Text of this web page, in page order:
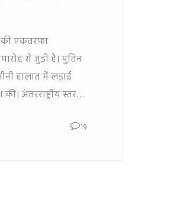
की एकतरफा
से जुड़ी है। पुतिन
हालात में लड़ाई
अंतरराष्ट्रीय स्तर
19